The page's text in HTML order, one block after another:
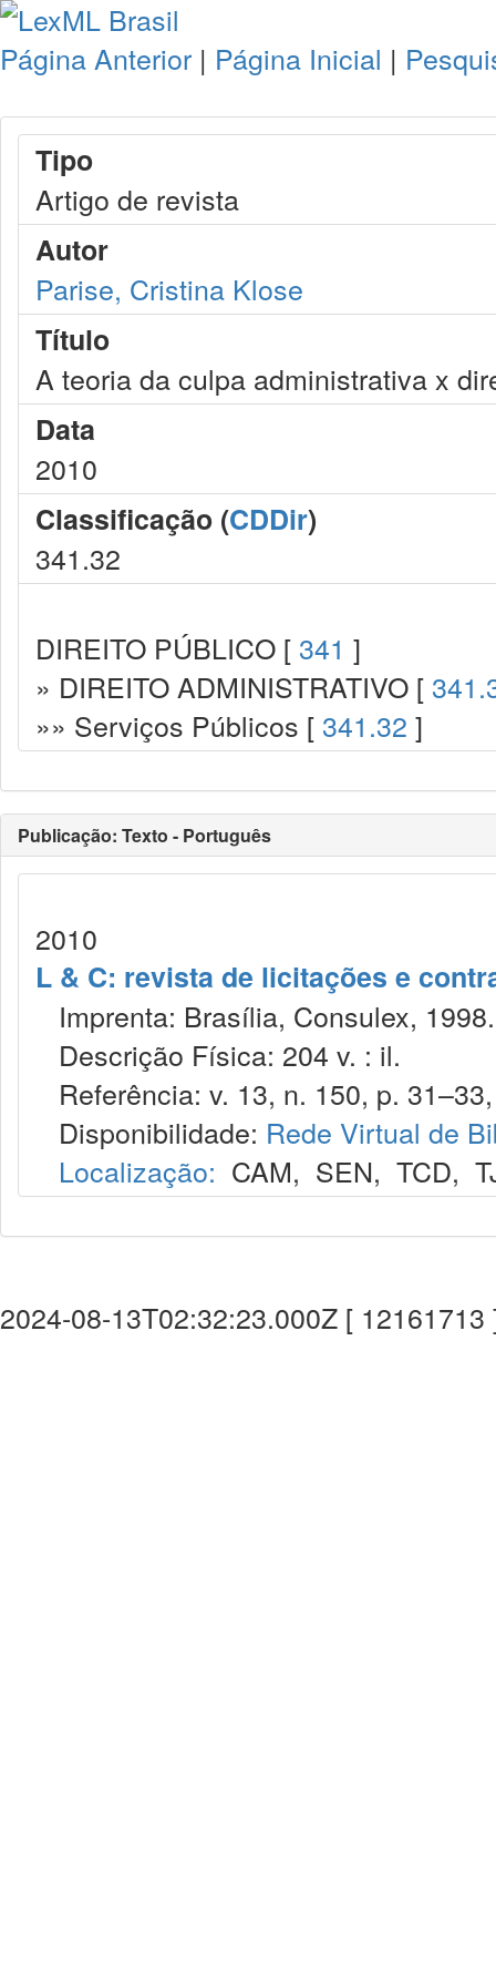
Página Anterior | Página Inicial |
Tipo
Artigo de revista
Autor
Parise, Cristina Klose
Título
A teoria da culpa administrativa x
Data
2010
Classificação (CDDir)
341.32
DIREITO PÚBLICO [ 341 ]
» DIREITO ADMINISTRATIVO [
»» Serviços Públicos [ 341.32 ]
Publicação: Texto - Português
2010
L & C: revista de licitações e
Imprenta: Brasília, Consulex, 1998.
Descrição Física: 204 v. : il.
Referência: v. 13, n. 150, p.
Disponibilidade: Rede Virtual de
Localização: CAM, SEN, TCD,
2024-08-13T02:32:23.000Z [ 12161713